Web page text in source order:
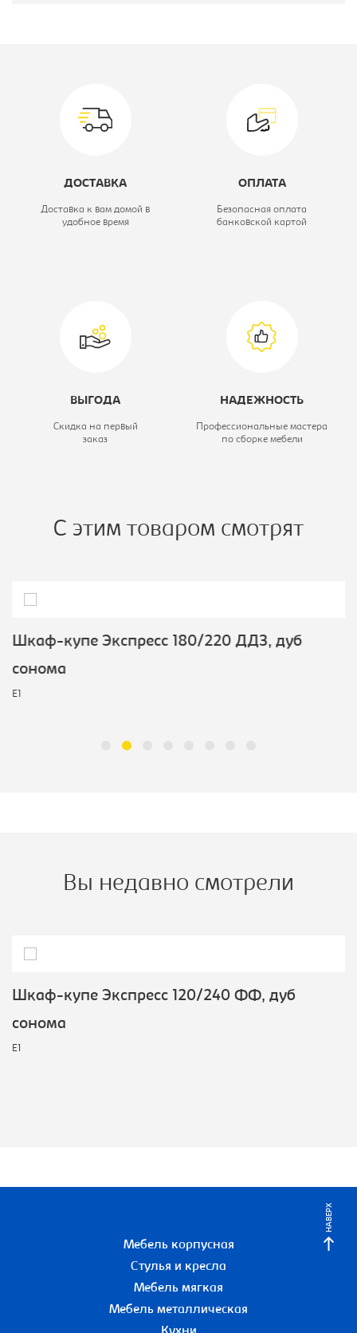
Цветовое решение: дуб сонома
Модель:
ДОСТАВКА
Доставка к вам домой в
удобное время
ОПЛАТА
Безопасная оплата
банковской картой
ВЫГОДА
Скидка на первый
заказ
НАДЕЖНОСТЬ
Профессиональные мастера
по сборке мебели
С этим товаром смотрят
Шкаф-купе Экспресс 180/220 ДДЗ, дуб
сонома
E1
Вы недавно смотрели
Шкаф-купе Экспресс 120/240 ФФ, дуб
сонома
E1
НАВЕРХ
Мебель корпусная
Стулья и кресла
Мебель мягкая
Мебель металлическая